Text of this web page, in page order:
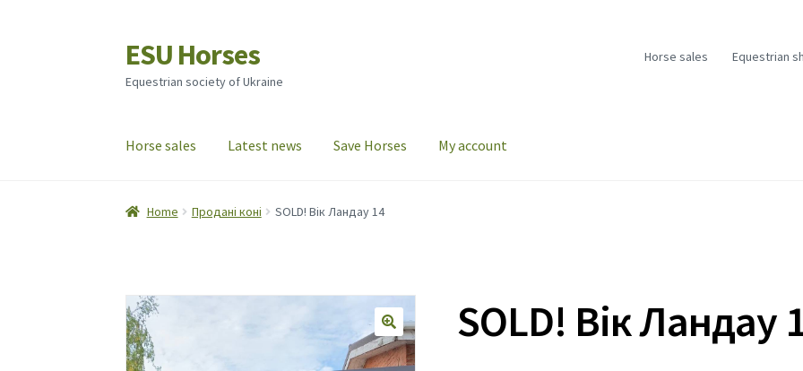
Skip
to
navigation
Skip
to
content
ESU Horses
Equestrian society of Ukraine
Horse sales Equestrian
Horse sales Latest news Save Horses My account
Home Продані коні SOLD! Вік Ландау 14
SOLD! Вік Ландау